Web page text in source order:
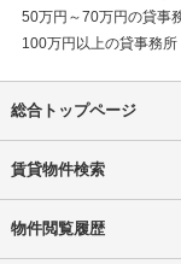
50万円～70万円の貸事
100万円以上の貸事務所
総合トップページ
賃貸物件検索
物件閲覧履歴